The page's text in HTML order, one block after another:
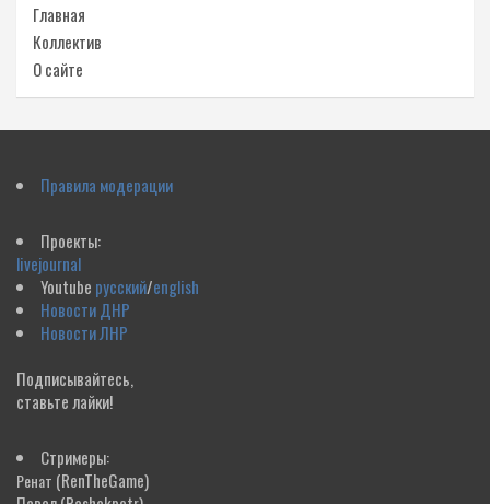
Главная
Коллектив
О сайте
Правила модерации
Проекты:
livejournal
Youtube русский/english
Новости ДНР
Новости ЛНР
Подписывайтесь,
ставьте лайки!
Стримеры:
Ренат (RenTheGame)